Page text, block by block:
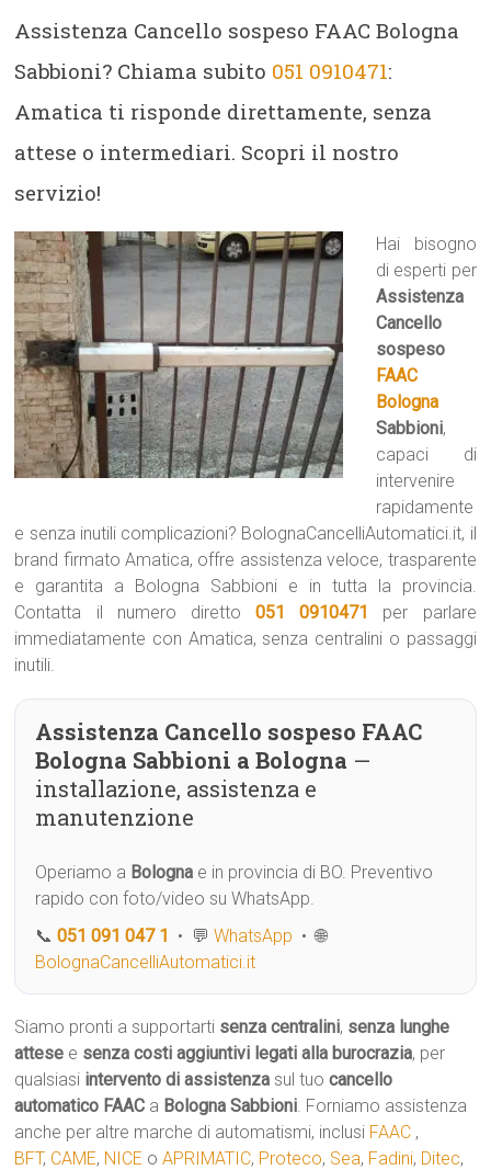
Assistenza Cancello sospeso FAAC Bologna
Sabbioni? Chiama subito 051 0910471:
Amatica ti risponde direttamente, senza
attese o intermediari. Scopri il nostro
servizio!
Hai bisogno
di esperti per
Assistenza
Cancello
sospeso
FAAC
Bologna
Sabbioni,
capaci di
intervenire
rapidamente
e senza inutili complicazioni? BolognaCancelliAutomatici.it, il
brand firmato Amatica, offre assistenza veloce, trasparente
e garantita a Bologna Sabbioni e in tutta la provincia.
Contatta il numero diretto051 0910471
per parlare
immediatamente con Amatica, senza centralini o passaggi
inutili.
Assistenza Cancello sospeso FAAC
Bologna Sabbioni a Bologna —
installazione, assistenza e
manutenzione
Operiamo a Bologna e in provincia di BO. Preventivo
rapido con foto/video su WhatsApp.
📞051 091 047 1 • 💬WhatsApp • 🌐
BolognaCancelliAutomatici.it
Siamo pronti a supportarti senza centralini, senza lunghe
attese e senza costi aggiuntivi legati alla burocrazia, per
qualsiasi intervento di assistenza sul tuocancello
automatico FAAC a Bologna Sabbioni. Forniamo assistenza
anche per altre marche di automatismi, inclusi FAAC ,
BFT, CAME, NICE oAPRIMATIC, Proteco, Sea, Fadini, Ditec,